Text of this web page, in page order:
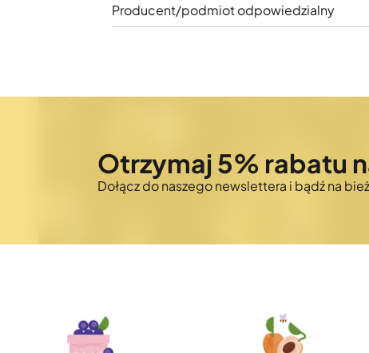
Producent/podmiot odpowiedzialny
Otrzymaj 5% rabatu
Dołącz do naszego newslettera i bądź na